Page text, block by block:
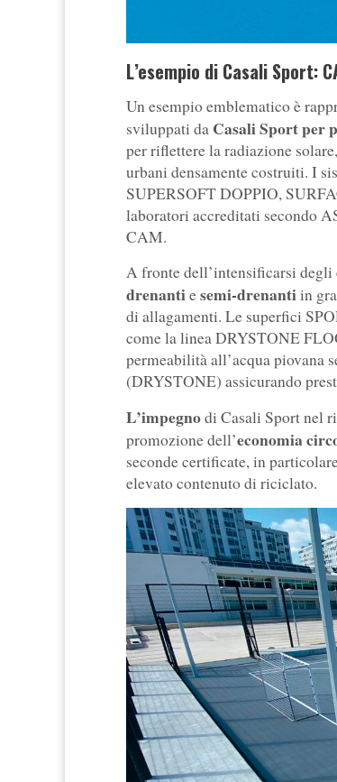
L’esempio di Casali Sport:
Un esempio emblematico è
sviluppati da Casali Sport per
per riflettere la radiazione
urbani densamente costruiti. I
SUPERSOFT DOPPIO,
laboratori accreditati secondo
CAM.
A fronte dell’intensificarsi
drenantiesemi-drenantiin
di allagamenti. Le superfici
come la linea DRYSTONE
permeabilità all’acqua piovana
(DRYSTONE) assicurando
L’impegnodi Casali Sport nel
promozione dell’economia
seconde certificate, in
elevato contenuto di riciclato.